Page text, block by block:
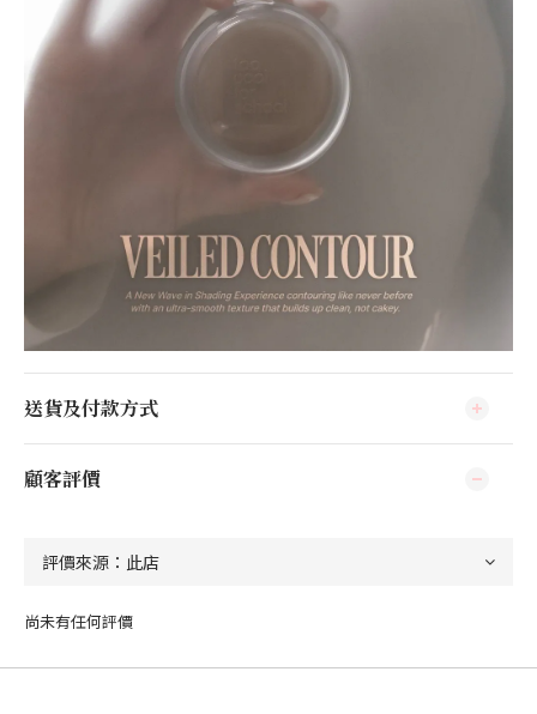
送貨及付款方式
顧客評價
尚未有任何評價